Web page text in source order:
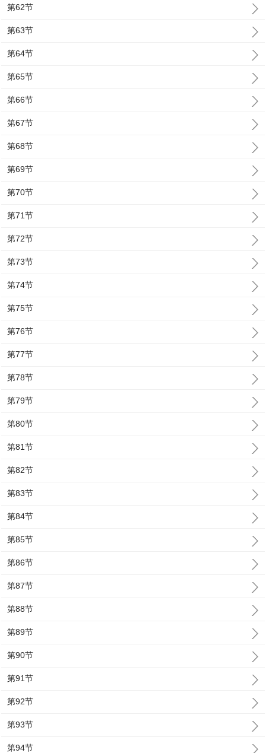
第62节
第63节
第64节
第65节
第66节
第67节
第68节
第69节
第70节
第71节
第72节
第73节
第74节
第75节
第76节
第77节
第78节
第79节
第80节
第81节
第82节
第83节
第84节
第85节
第86节
第87节
第88节
第89节
第90节
第91节
第92节
第93节
第94节